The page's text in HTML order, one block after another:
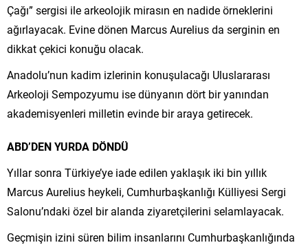
Çağı” sergisi ile arkeolojik mirasın en nadide örneklerini
ağırlayacak. Evine dönen Marcus Aurelius da serginin en
dikkat çekici konuğu olacak.
Anadolu’nun kadim izlerinin konuşulacağı Uluslararası
Arkeoloji Sempozyumu ise dünyanın dört bir yanından
akademisyenleri milletin evinde bir araya getirecek.
ABD’DEN YURDA DÖNDÜ
Yıllar sonra Türkiye’ye iade edilen yaklaşık iki bin yıllık
Marcus Aurelius heykeli, Cumhurbaşkanlığı Külliyesi Sergi
Salonu’ndaki özel bir alanda ziyaretçilerini selamlayacak.
Geçmişin izini süren bilim insanlarını Cumhurbaşkanlığında